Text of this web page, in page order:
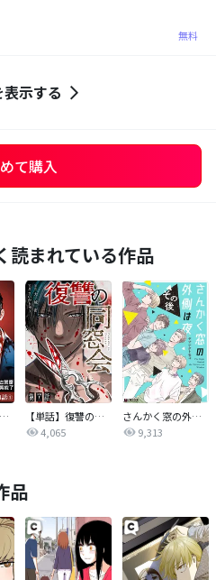
無料
示する
て購入
読まれている作品
ドゥーム 殺人警察官の断罪録 分冊版
【単話】復讐の同窓会
4,065
さんかく窓の外側は夜
9,313
品